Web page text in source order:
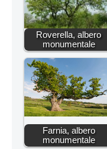
Roverella, albero
monumentale
Farnia, albero
monumentale